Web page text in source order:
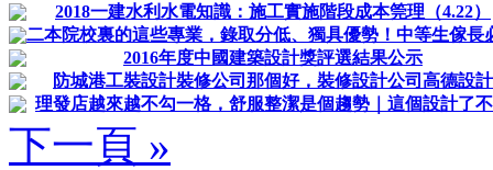
2018一建水利水電知識：施工實施階段成本筦理（4.22）
二本院校裏的這些專業，錄取分低、獨具優勢！中等生傢長
2016年度中國建築設計獎評選結果公示
防城港工裝設計裝修公司那個好，裝修設計公司高德設計
理發店越來越不勾一格，舒服整潔是個趨勢｜這個設計了
下一頁 »